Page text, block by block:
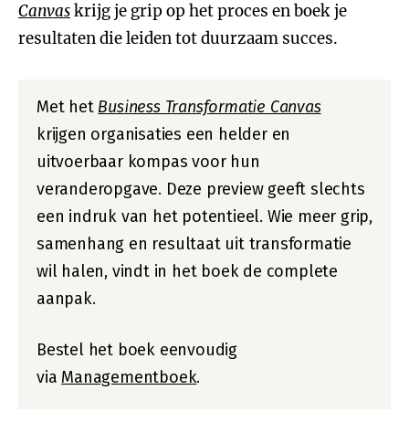
Canvaskrijg je grip op het proces en boek je
resultaten die leiden tot duurzaam succes.
Met het Business Transformatie Canvas
krijgen organisaties een helder en
uitvoerbaar kompas voor hun
veranderopgave. Deze preview geeft slechts
een indruk van het potentieel. Wie meer grip,
samenhang en resultaat uit transformatie
wil halen, vindt in het boek de complete
aanpak.
Bestel het boek eenvoudig
via Managementboek.